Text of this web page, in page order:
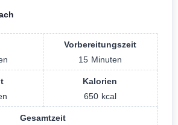
Vorbereitungszeit
15 Minuten
Kalorien
650 kcal
Gesamtzeit